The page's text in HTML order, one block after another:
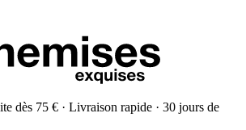
dès 75 € · Livraison rapide · 30 jours de